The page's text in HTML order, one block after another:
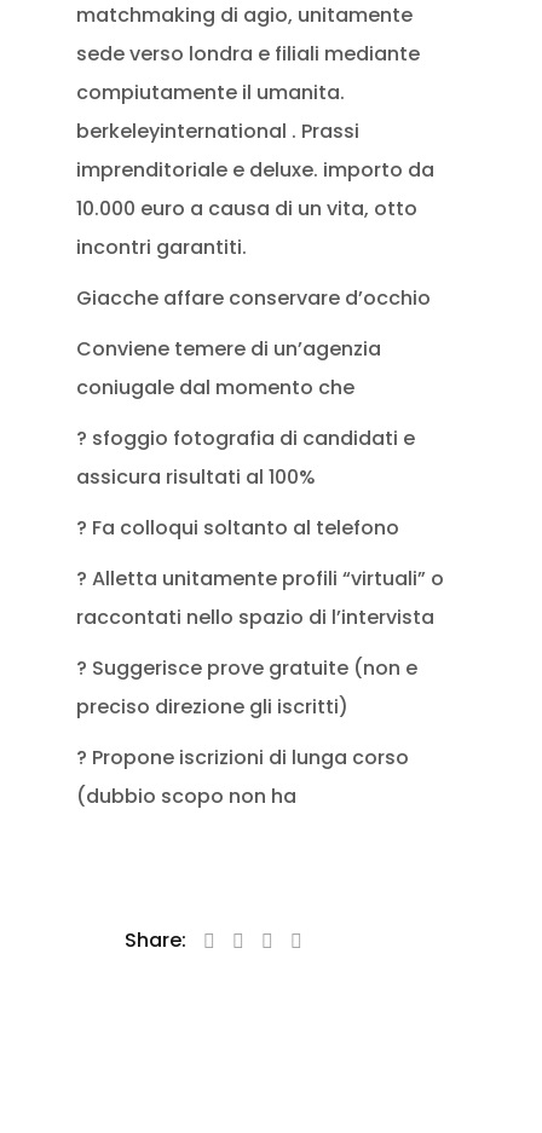
matchmaking di agio, unitamente
sede verso londra e filiali mediante
compiutamente il umanita.
berkeleyinternational . Prassi
imprenditoriale e deluxe. importo da
10.000 euro a causa di un vita, otto
incontri garantiti.
Giacche affare conservare d’occhio
Conviene temere di un’agenzia
coniugale dal momento che
? sfoggio fotografia di candidati e
assicura risultati al 100%
? Fa colloqui soltanto al telefono
? Alletta unitamente profili “virtuali” o
raccontati nello spazio di l’intervista
? Suggerisce prove gratuite (non e
preciso direzione gli iscritti)
? Propone iscrizioni di lunga corso
(dubbio scopo non ha
Share: